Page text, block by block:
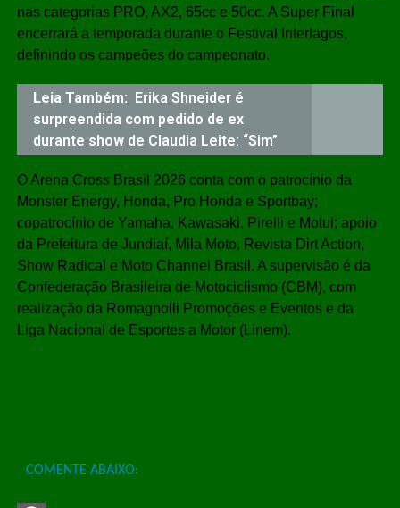
nas categorias PRO, AX2, 65cc e 50cc. A Super Final
encerrará a temporada durante o Festival Interlagos,
definindo os campeões do campeonato.
Leia Também:
Erika Shneider é
surpreendida com pedido de ex
durante show de Claudia Leite: “Sim”
O Arena Cross Brasil 2026 conta com o patrocínio da
Monster Energy, Honda, Pro Honda e Sportbay;
copatrocínio de Yamaha, Kawasaki, Pirelli e Motul; apoio
da Prefeitura de Jundiaí, Mila Moto, Revista Dirt Action,
Show Radical e Moto Channel Brasil. A supervisão é da
Confederação Brasileira de Motociclismo (CBM), com
realização da Romagnolli Promoções e Eventos e da
Liga Nacional de Esportes a Motor (Linem).
COMENTE ABAIXO: